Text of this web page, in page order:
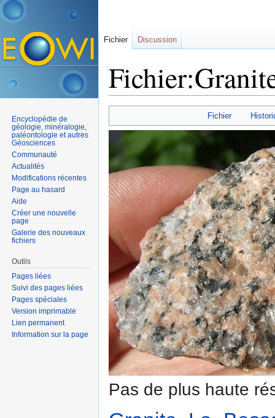
Fichier
Pas de plus haute
Fichier Discussion
Encyclopédie de
géologie, minéralogie,
paléontologie et autres
Géosciences
Communauté
Actualités
Modifications récentes
Page au hasard
Aide
Créer une nouvelle
page
Galerie des nouveaux
fichiers
Outils
Pages liées
Suivi des pages liées
Pages spéciales
Version imprimable
Lien permanent
Information sur la page